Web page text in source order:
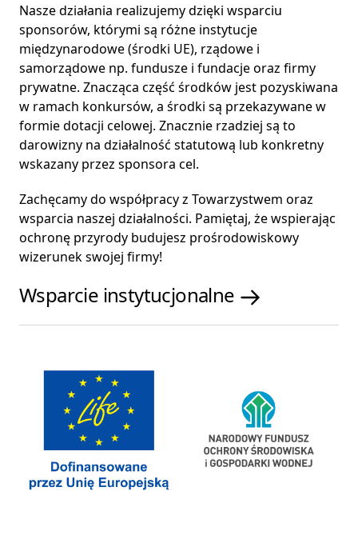
Nasze działania realizujemy dzięki wsparciu
sponsorów, którymi są różne instytucje
międzynarodowe (środki UE), rządowe i
samorządowe np. fundusze i fundacje oraz firmy
prywatne. Znacząca część środków jest pozyskiwana
w ramach konkursów, a środki są przekazywane w
formie dotacji celowej. Znacznie rzadziej są to
darowizny na działalność statutową lub konkretny
wskazany przez sponsora cel.
Zachęcamy do współpracy z Towarzystwem oraz
wsparcia naszej działalności. Pamiętaj, że wspierając
ochronę przyrody budujesz prośrodowiskowy
wizerunek swojej firmy!
Wsparcie instytucjonalne